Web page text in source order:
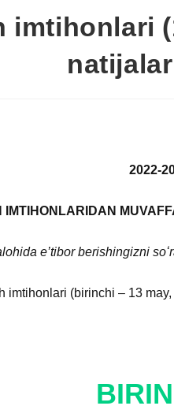
imtihonlari
2022-
IMTIHONLARIDAN
e’tibor berishingizni
imtihonlari (birinchi – 13